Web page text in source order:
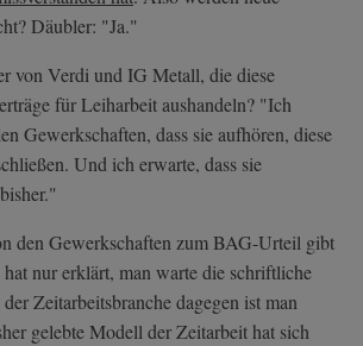
Däubler: "Ja."
von Verdi und IG Metall, die diese
für Leiharbeit aushandeln? "Ich
Gewerkschaften, dass sie aufhören, diese
Und ich erwarte, dass sie
den Gewerkschaften zum BAG-Urteil gibt
nur erklärt, man warte die schriftliche
Zeitarbeitsbranche dagegen ist man
gelebte Modell der Zeitarbeit hat sich